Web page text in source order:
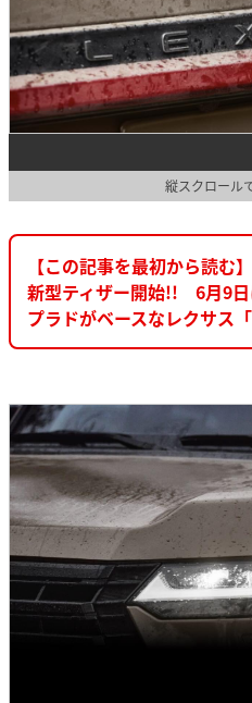
縦スクロール
【この記事を最初から読む】
新型ティザー開始!! 6月9
プラドがベースなレクサス